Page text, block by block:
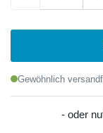
Gewöhnlich
- oder